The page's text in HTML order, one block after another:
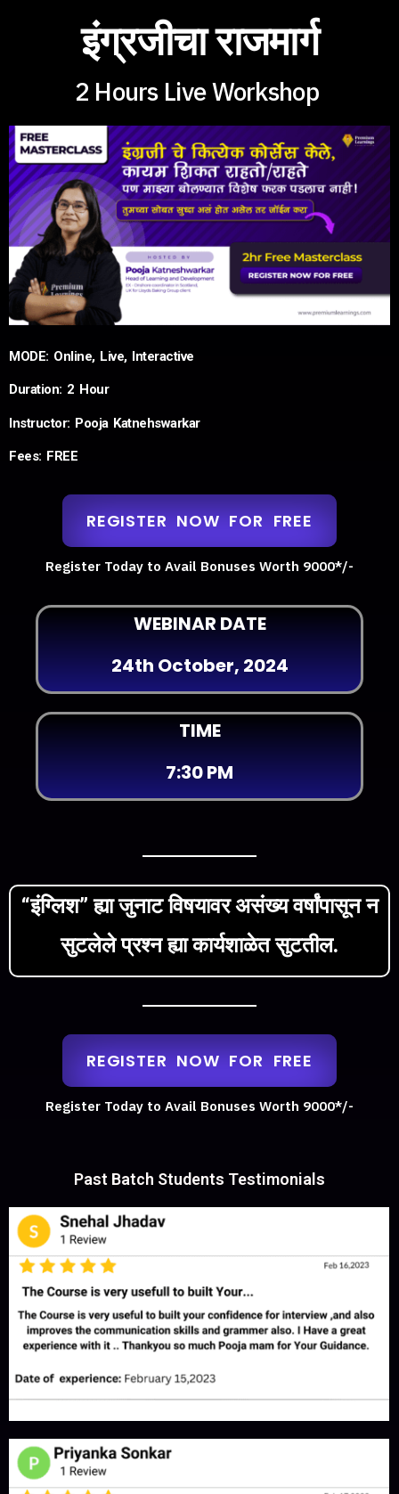
इंग्रजीचा राजमार्ग
2 Hours Live Workshop
MODE: Online, Live, Interactive
Duration: 2 Hour
Instructor: Pooja Katnehswarkar
Fees: FREE
REGISTER NOW FOR FREE
Register Today to Avail Bonuses Worth 9000*/-
WEBINAR DATE
24th October, 2024
TIME
7:30 PM
“इंग्लिश” ह्या जुनाट विषयावर असंख्य वर्षांपासून न
सुटलेले प्रश्न ह्या कार्यशाळेत सुटतील.
REGISTER NOW FOR FREE
Register Today to Avail Bonuses Worth 9000*/-
Past Batch Students Testimonials